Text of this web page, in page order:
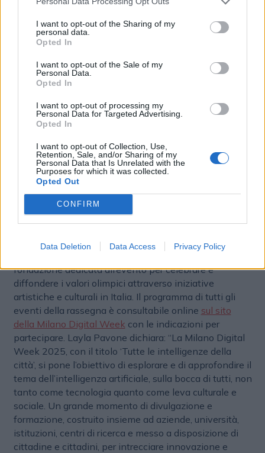
I want to opt-out of the Sharing of my
personal data.
Opted In
I want to opt-out of the Sale of my
Personal Data.
Opted In
I want to opt-out of processing my
Personal Data for Targeted Advertising.
Opted In
I want to opt-out of Collection, Use,
Retention, Sale, and/or Sharing of my
Personal Data that Is Unrelated with the
Purposes for which it was collected.
Opted Out
CONFIRM
Data Deletion Data Access Privacy Policy
dell’università di Genova,Diego Mendia
, partner di
Intellera Consulting
saranno al centro della seconda roundtable con
Tommaso di Rino
Milano&Partners, Arianna Censi, assessora alla
mobilità del comune e
chiudere la mattina, il keynote speech di
Giuliano
, professore di strategy & marketing del
Politecnico di Milano
Intelligenze, umane e artificiali
inserisce anche nell’ambito dell’Olimpiade culturale di
fondazione dedicata all’evento per celebrare e
diffondere i valori olimpici attraverso iniziative
artistiche e culturali in Italia. Il programma di tutti gli
eventi della rassegna è consultabile online sul sito
della Milano Digital Week con le indicazioni per
partecipare. Layla Pavone dichiara: “La Milano Digital
Week 2025, con il titolo ‘Tutte le intelligenze della
città’, si pone l’obiettivo di esplorare e di approfondire il
tema dell’intelligenza artificiale, sulla bocca di tutti, non
tanto come tecnologia quanto come leva culturale e
sociale. Un grande momento di divulgazione e
formazione, costruito insieme ad aziende, università,
istituzioni, centri di ricerca e messo a disposizione di
cittadine e cittadini, per intrecciare innovazione e